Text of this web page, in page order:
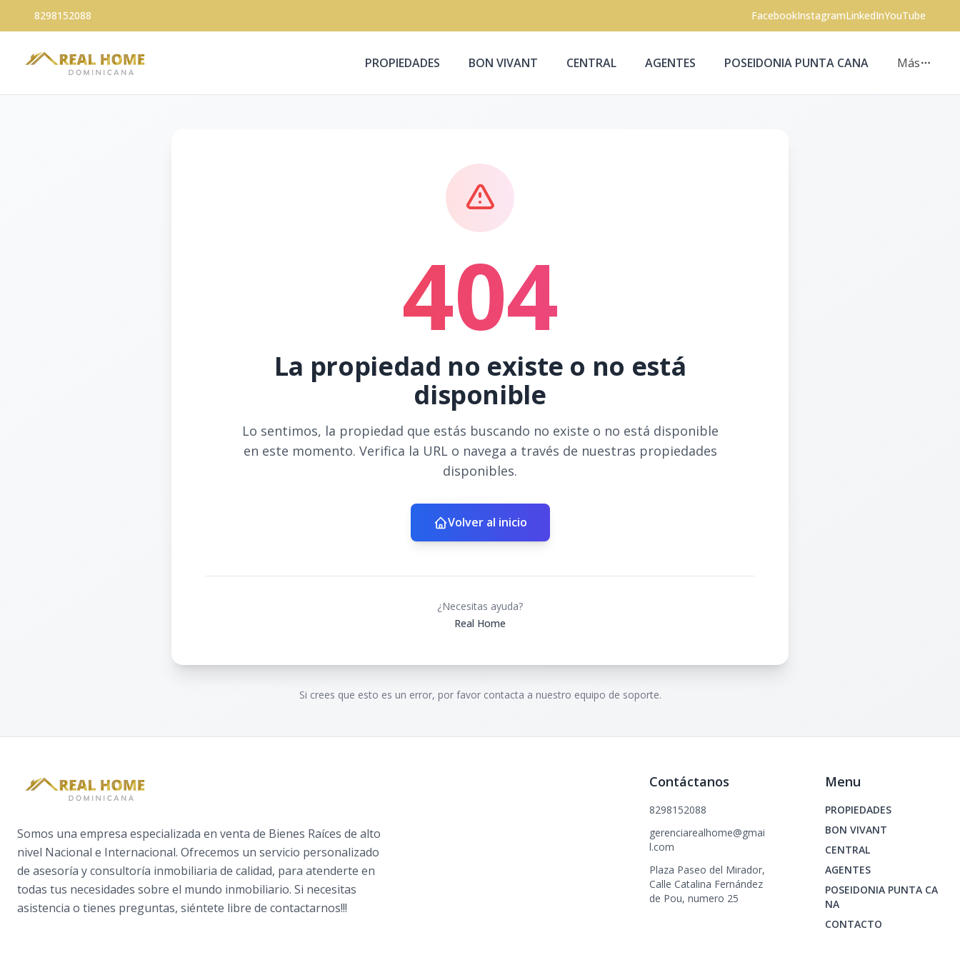
8298152088 FacebookInstagramLinkedInYouTube
PROPIEDADES BON VIVANT CENTRAL AGENTES POSEIDONIA PUNTA CANA Más
404
La propiedad no existe o no está
disponible
Lo sentimos, la propiedad que estás buscando no existe o no está disponible
en este momento. Verifica la URL o navega a través de nuestras propiedades
disponibles.
Volver al inicio
¿Necesitas ayuda?
Real Home
Si crees que esto es un error, por favor contacta a nuestro equipo de soporte.
Somos una empresa especializada en venta de Bienes Raíces de alto
nivel Nacional e Internacional. Ofrecemos un servicio personalizado
de asesoría y consultoría inmobiliaria de calidad, para atenderte en
todas tus necesidades sobre el mundo inmobiliario. Si necesitas
asistencia o tienes preguntas, siéntete libre de contactarnos!!!
Contáctanos
8298152088
gerenciarealhome@gmai
l.com
Plaza Paseo del Mirador,
Calle Catalina Fernández
de Pou, numero 25
Menu
PROPIEDADES
BON VIVANT
CENTRAL
AGENTES
POSEIDONIA PUNTA CA
NA
CONTACTO